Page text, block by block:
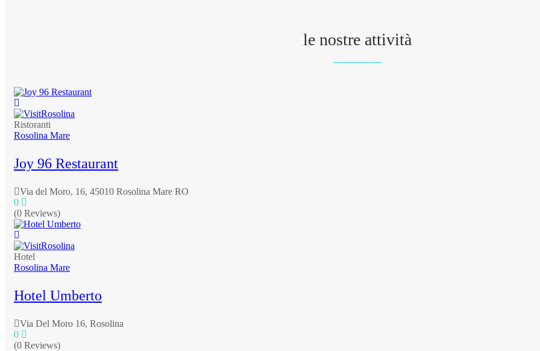
le nostre attività
Ristoranti
Rosolina Mare
Joy 96 Restaurant
Via del Moro, 16, 45010 Rosolina Mare RO
0
(0 Reviews)
Hotel
Rosolina Mare
Hotel Umberto
Via Del Moro 16, Rosolina
0
(0 Reviews)